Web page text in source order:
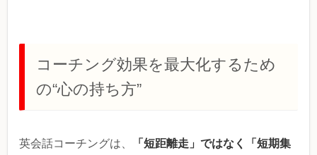
コーチング効果を最大化するため
の“心の持ち方”
英会話コーチングは、
「短距離走」ではなく「短期集